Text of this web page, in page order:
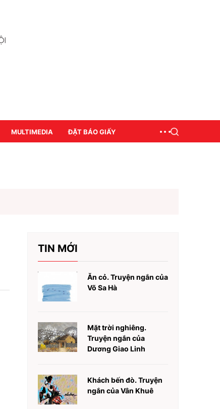
MULTIMEDIA ĐẶT BÁO GIẤY
TIN MỚI
Ăn cỏ. Truyện ngắn của
Võ Sa Hà
Mặt trời nghiêng.
Truyện ngắn của
Dương Giao Linh
Khách bến đò. Truyện
ngắn của Vân Khuê